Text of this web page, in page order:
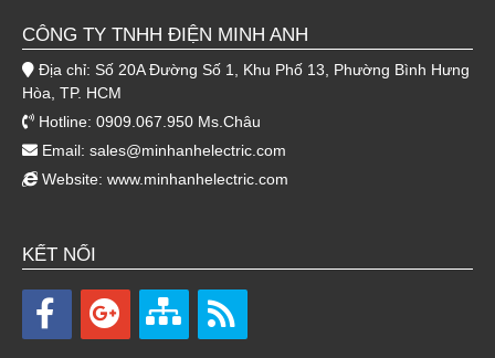
CÔNG TY TNHH ĐIỆN MINH ANH
Địa chỉ: Số 20A Đường Số 1, Khu Phố 13, Phường Bình Hưng
Hòa, TP. HCM
Hotline: 0909.067.950 Ms.Châu
Email: sales@minhanhelectric.com
Website: www.minhanhelectric.com
KẾT NỐI